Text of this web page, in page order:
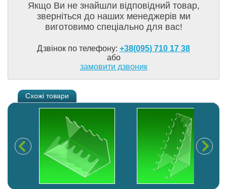
Якщо Ви не знайшли відповідний товар,
зверніться до наших менеджерів ми
виготовимо спеціально для вас!
Дзвінок по телефону: +38(095) 710 17 38
або
замовити дзвоник
Схожі товари